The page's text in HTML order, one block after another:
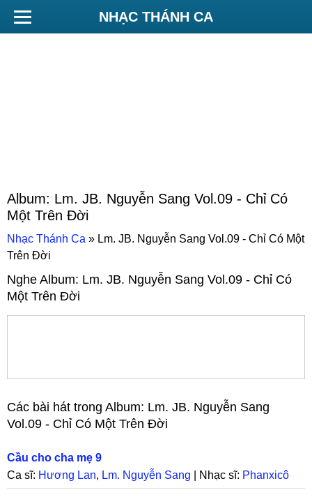
NHẠC THÁNH CA
Album: Lm. JB. Nguyễn Sang Vol.09 - Chỉ Có
Một Trên Đời
Nhạc Thánh Ca » Lm. JB. Nguyễn Sang Vol.09 - Chỉ Có Một
Trên Đời
Nghe Album: Lm. JB. Nguyễn Sang Vol.09 - Chỉ Có
Một Trên Đời
Các bài hát trong Album: Lm. JB. Nguyễn Sang
Vol.09 - Chỉ Có Một Trên Đời
Cầu cho cha mẹ 9
Ca sĩ: Hương Lan, Lm. Nguyễn Sang | Nhạc sĩ: Phanxicô